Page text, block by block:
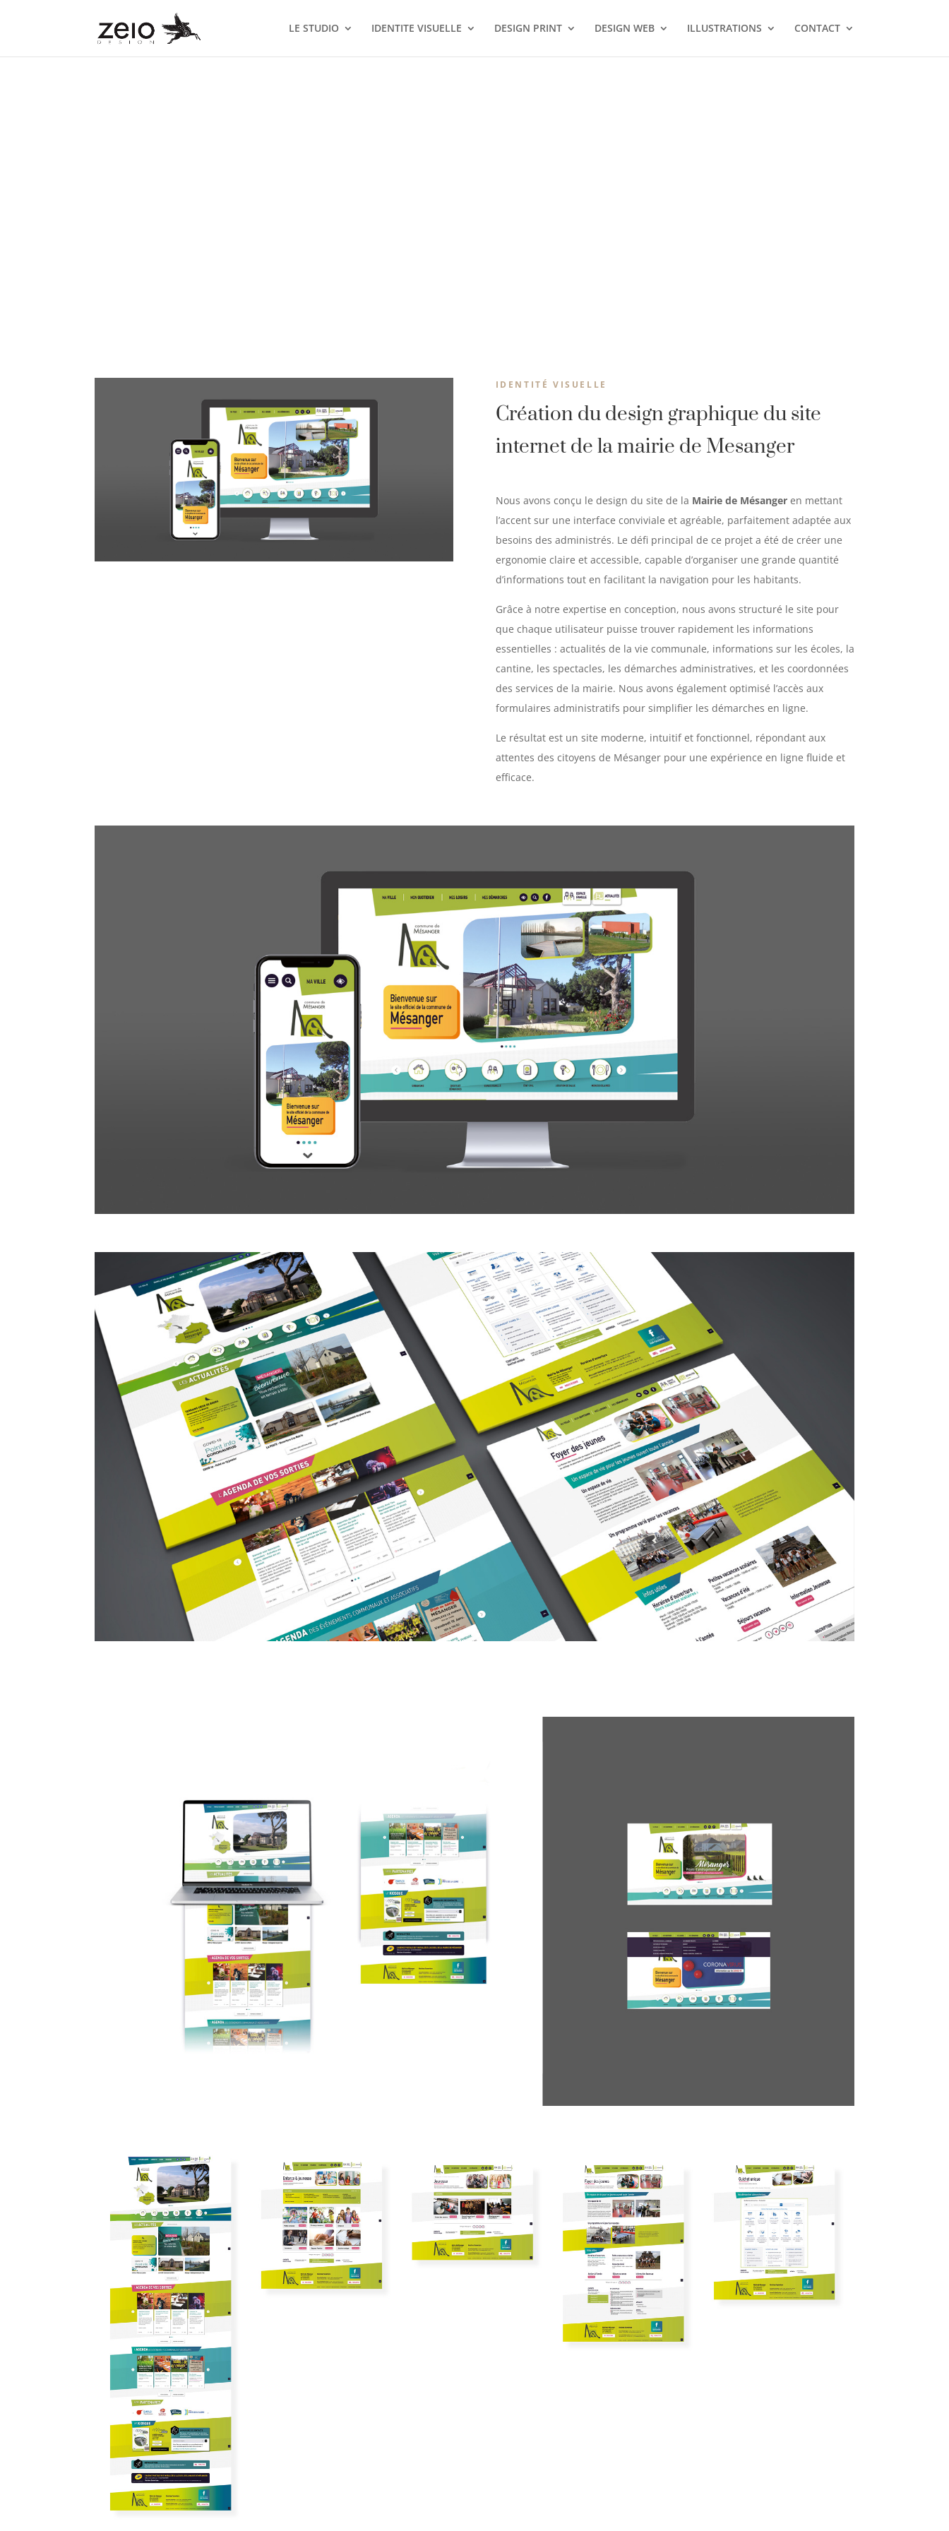
LE STUDIO IDENTITE VISUELLE DESIGN PRINT DESIGN WEB ILLUSTRATIONS CONTACT
IDENTITÉ VISUELLE
Création du design graphique du site
internet de la mairie de Mesanger
Nous avons conçu le design du site de la Mairie de Mésangeren mettant
l’accent sur une interface conviviale et agréable, parfaitement adaptée aux
besoins des administrés. Le défi principal de ce projet a été de créer une
ergonomie claire et accessible, capable d’organiser une grande quantité
d’informations tout en facilitant la navigation pour les habitants.
Grâce à notre expertise en conception, nous avons structuré le site pour
que chaque utilisateur puisse trouver rapidement les informations
essentielles : actualités de la vie communale, informations sur les écoles, la
cantine, les spectacles, les démarches administratives, et les coordonnées
des services de la mairie. Nous avons également optimisé l’accès aux
formulaires administratifs pour simplifier les démarches en ligne.
Le résultat est un site moderne, intuitif et fonctionnel, répondant aux
attentes des citoyens de Mésanger pour une expérience en ligne fluide et
efficace.